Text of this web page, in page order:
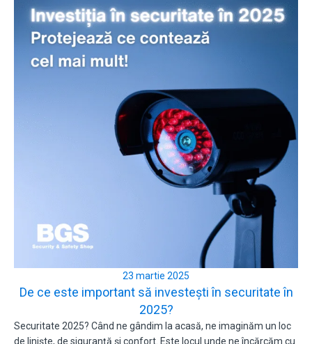
23 martie 2025
De ce este important să investești în securitate în
2025?
Securitate 2025? Când ne gândim la acasă, ne imaginăm un loc
de liniște, de siguranță și confort. Este locul unde ne încărcăm cu